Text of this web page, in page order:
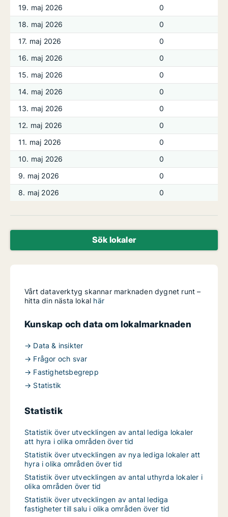
19. maj 2026
0
18. maj 2026
0
17. maj 2026
0
16. maj 2026
0
15. maj 2026
0
14. maj 2026
0
13. maj 2026
0
12. maj 2026
0
11. maj 2026
0
10. maj 2026
0
9. maj 2026
0
8. maj 2026
0
Sök lokaler
Vårt dataverktyg skannar marknaden dygnet runt –
hitta din nästa lokal här
Kunskap och data om lokalmarknaden
→ Data & insikter
→ Frågor och svar
→ Fastighetsbegrepp
→ Statistik
Statistik
Statistik över utvecklingen av antal lediga lokaler
att hyra i olika områden över tid
Statistik över utvecklingen av nya lediga lokaler att
hyra i olika områden över tid
Statistik över utvecklingen av antal uthyrda lokaler i
olika områden över tid
Statistik över utvecklingen av antal lediga
fastigheter till salu i olika områden över tid